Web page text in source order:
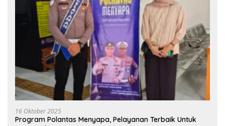
16 Oktober 2025
Program Polantas Menyapa, Pelayanan Terbaik Untuk